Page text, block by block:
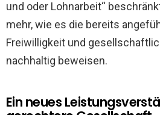
und oder Lohnarbeit“
mehr, wie es die bereits
Freiwilligkeit und
nachhaltig beweisen.
Ein neues